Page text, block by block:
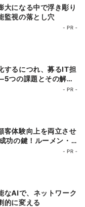
大になる中で浮き彫り
監視の落とし穴
- PR -
するにつれ、募るIT担
つの課題とその解決
- PR -
客体験向上を両立させ
功の鍵！ルーメン・
が日本市場に本格参入
- PR -
なAIで、ネットワーク
的に変える